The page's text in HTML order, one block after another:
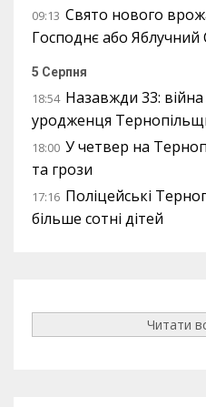
09:13 Свято нового
Господнє або Яблучний
5 Серпня
18:54 Назавжди 33:
уродженця
18:00 У четвер на
та грози
17:16 Поліцейські
більше сотні дітей
Читати